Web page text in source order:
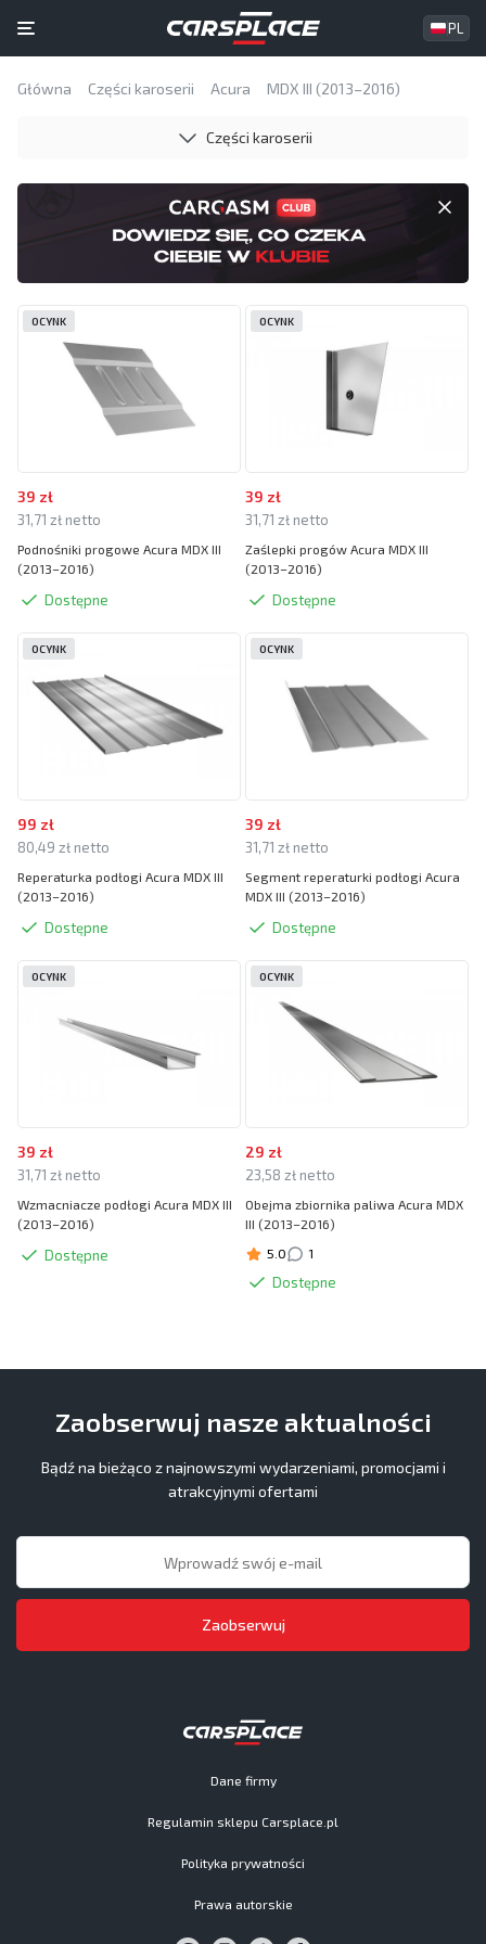
PL
Główna Części karoserii Acura MDX III (2013–2016)
Części karoserii
39 zł
31,71 zł netto
Podnośniki progowe Acura MDX III
(2013–2016)
Dostępne
OCYNK
39 zł
31,71 zł netto
Zaślepki progów Acura MDX III
(2013–2016)
Dostępne
OCYNK
99 zł
80,49 zł netto
Reperaturka podłogi Acura MDX III
(2013–2016)
Dostępne
OCYNK
39 zł
31,71 zł netto
Segment reperaturki podłogi Acura
MDX III (2013–2016)
Dostępne
OCYNK
39 zł
31,71 zł netto
Wzmacniacze podłogi Acura MDX III
(2013–2016)
Dostępne
OCYNK
29 zł
23,58 zł netto
Obejma zbiornika paliwa Acura MDX
III (2013–2016)
5.0
1
Dostępne
OCYNK
Dane firmy
Regulamin sklepu Carsplace.pl
Polityka prywatności
Prawa autorskie
Zaobserwuj nasze aktualności
Bądź na bieżąco z najnowszymi wydarzeniami, promocjami i
atrakcyjnymi ofertami
Zaobserwuj